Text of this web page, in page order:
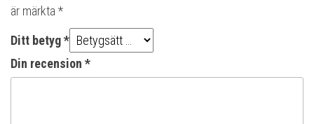
är märkta *
Ditt betyg*
Din recension *